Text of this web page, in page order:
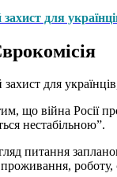
для
для
що війна Росії
нестабільною”.
роботу,